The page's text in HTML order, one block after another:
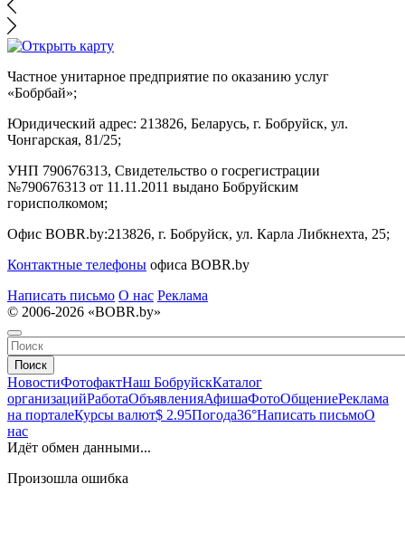
Частное унитарное предприятие по оказанию услуг
«Бобрбай»;
Юридический адрес: 213826, Беларусь, г. Бобруйск, ул.
Чонгарская, 81/25;
УНП 790676313, Свидетельство о госрегистрации
№790676313 от 11.11.2011 выдано Бобруйским
горисполкомом;
Офис BOBR.by:213826, г. Бобруйск, ул. Карла Либкнехта, 25;
Контактные телефоны офиса BOBR.by
Написать письмо О нас Реклама
© 2006-2026 «BOBR.by»
Поиск
НовостиФотофактНаш БобруйскКаталог
организацийРаботаОбъявленияАфишаФотоОбщениеРеклама
на порталеКурсы валют$ 2.95Погода36°Написать письмоО
нас
Идёт обмен данными...
Произошла ошибка